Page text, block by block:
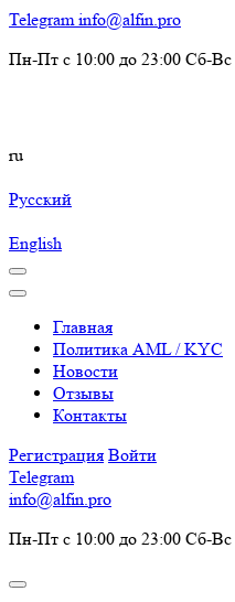
Telegram info@alfin.pro
Пн-Пт с 10:00 до 23:00 Сб-
ru
Русский
English
Главная
Политика AML / KYC
Новости
Отзывы
Контакты
Регистрация Войти
Telegram
info@alfin.pro
Пн-Пт с 10:00 до 23:00 Сб-